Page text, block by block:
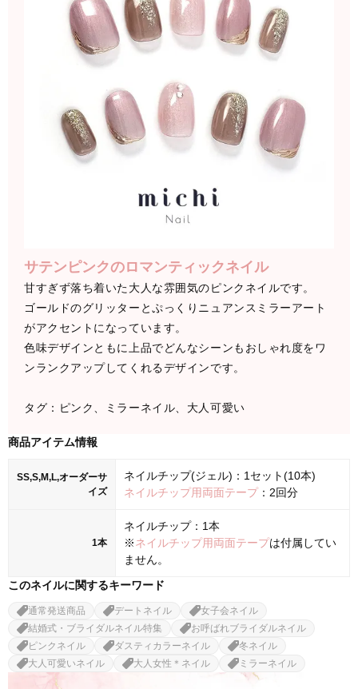
サテンピンクのロマンティックネイル
甘すぎず落ち着いた大人な雰囲気のピンクネイルです。
ゴールドのグリッターとぷっくりニュアンスミラーアート
がアクセントになっています。
色味デザインともに上品でどんなシーンもおしゃれ度をワ
ンランクアップしてくれるデザインです。
タグ：ピンク、ミラーネイル、大人可愛い
商品アイテム情報
SS,S,M,L,オーダーサ
イズ
ネイルチップ(ジェル)：1セット(10本)
ネイルチップ用両面テープ：2回分
1本
ネイルチップ：1本
※ネイルチップ用両面テープは付属してい
ません。
このネイルに関するキーワード
通常発送商品 デートネイル
女子会ネイル
結婚式・ブライダルネイル特集
お呼ばれブライダルネイル
ピンクネイル
ダスティカラーネイル
冬ネイル
大人可愛いネイル
大人女性＊ネイル ミラーネイル